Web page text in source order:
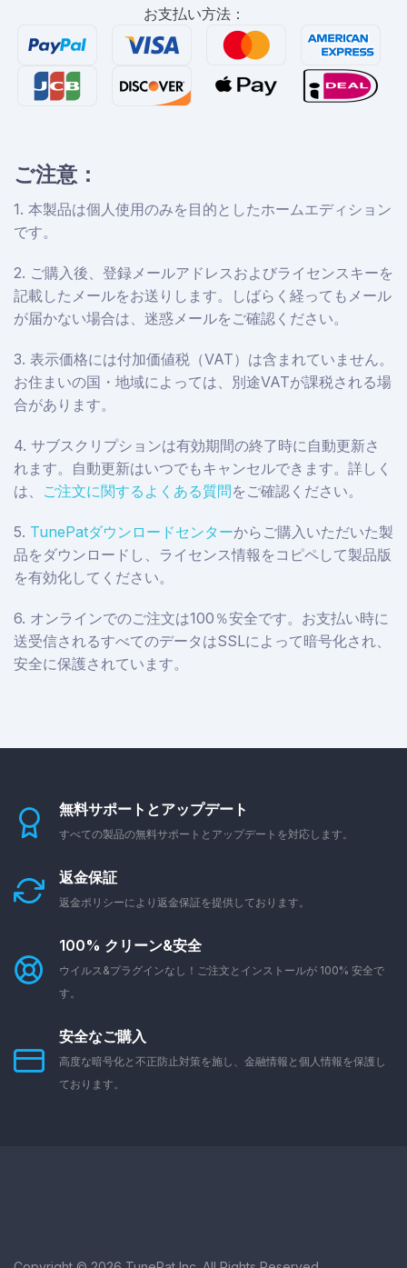
お支払い方法：
ご注意：
1. 本製品は個人使用のみを目的としたホームエディション
です。
2. ご購入後、登録メールアドレスおよびライセンスキーを
記載したメールをお送りします。しばらく経ってもメール
が届かない場合は、迷惑メールをご確認ください。
3. 表示価格には付加価値税（VAT）は含まれていません。
お住まいの国・地域によっては、別途VATが課税される場
合があります。
4. サブスクリプションは有効期間の終了時に自動更新さ
れます。自動更新はいつでもキャンセルできます。詳しく
は、 ご注文に関するよくある質問をご確認ください。
5. TunePatダウンロードセンターからご購入いただいた製
品をダウンロードし、ライセンス情報をコピペして製品版
を有効化してください。
6. オンラインでのご注文は100％安全です。お支払い時に
送受信されるすべてのデータはSSLによって暗号化され、
安全に保護されています。
無料サポートとアップデート
すべての製品の無料サポートとアップデートを対応します。
返金保証
返金ポリシーにより返金保証を提供しております。
100% クリーン&安全
ウイルス&プラグインなし！ご注文とインストールが 100% 安全で
す。
安全なご購入
高度な暗号化と不正防止対策を施し、金融情報と個人情報を保護し
ております。